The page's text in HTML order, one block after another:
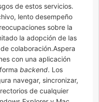
de estos servicios.
lento desempeño
sobre la
la adopción de las
colaboración.Aspera
con una aplicación
backend. Los
navegar, sincronizar,
de cualquier